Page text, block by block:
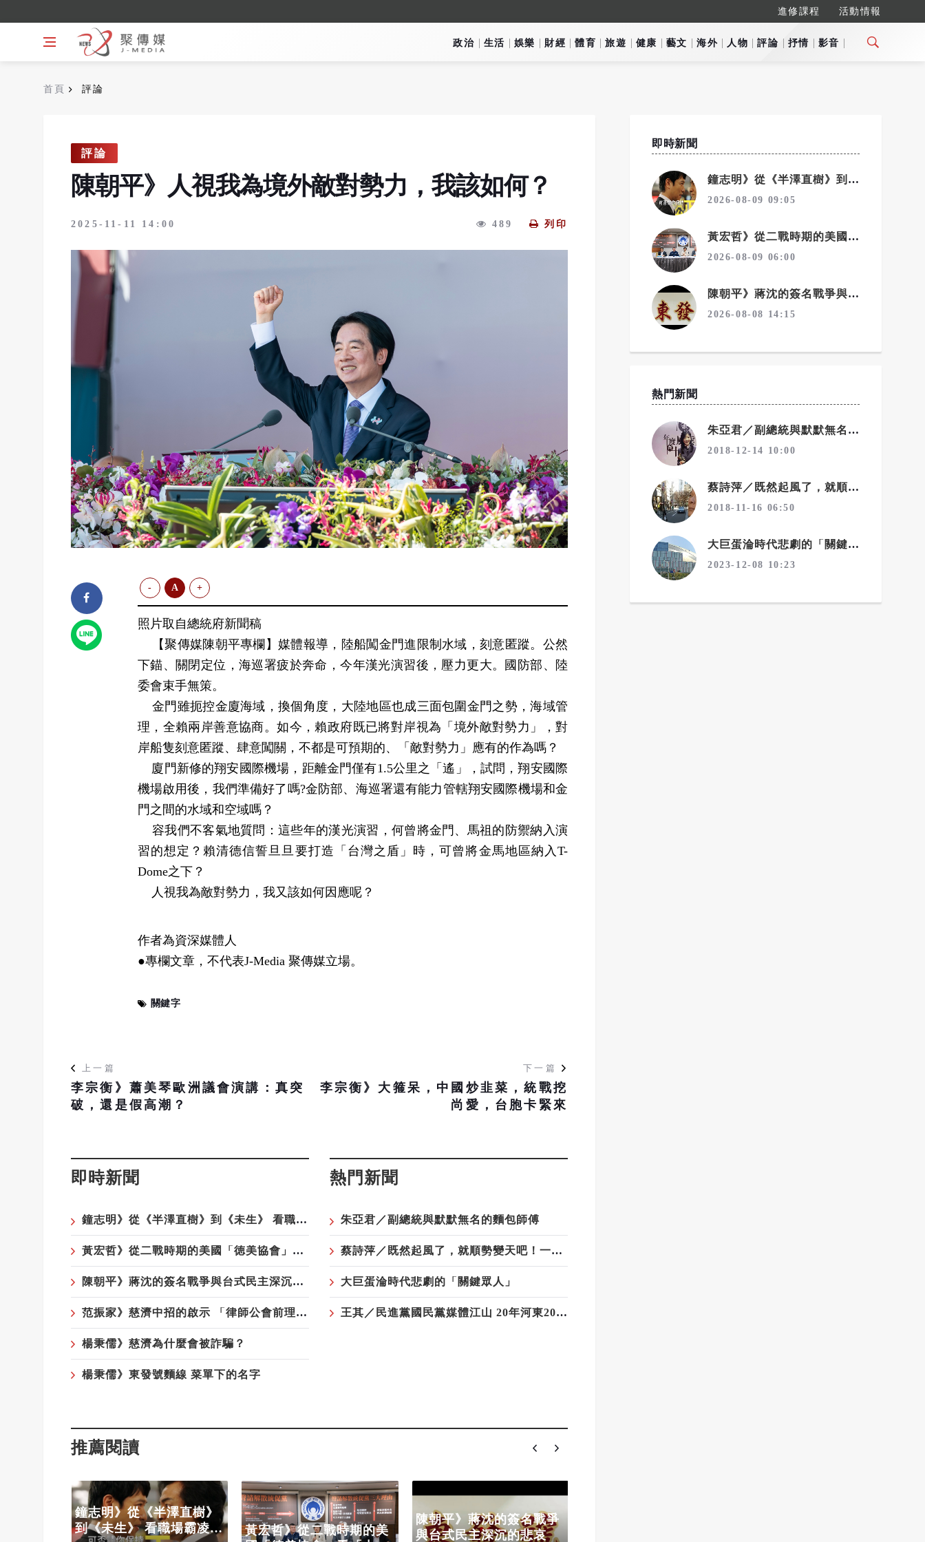
進修課程 活動情報
政治 生活 娛樂 財經 體育 旅遊 健康 藝文 海外 人物 評論 抒情 影音
首頁 評論
評論
陳朝平》人視我為境外敵對勢力，我該如何？
2025-11-11 14:00 489 列印
- A +
照片取自總統府新聞稿
【聚傳媒陳朝平專欄】媒體報導，陸船闖金門進限制水域，刻意匿蹤。公然
下錨、關閉定位，海巡署疲於奔命，今年漢光演習後，壓力更大。國防部、陸
委會束手無策。
金門雖扼控金廈海域，換個角度，大陸地區也成三面包圍金門之勢，海域管
理，全賴兩岸善意協商。如今，賴政府既已將對岸視為「境外敵對勢力」，對
岸船隻刻意匿蹤、肆意闖關，不都是可預期的、「敵對勢力」應有的作為嗎？
廈門新修的翔安國際機場，距離金門僅有1.5公里之「遙」，試問，翔安國際
機場啟用後，我們準備好了嗎?金防部、海巡署還有能力管轄翔安國際機場和金
門之間的水域和空域嗎？
容我們不客氣地質問：這些年的漢光演習，何曾將金門、馬祖的防禦納入演
習的想定？賴清德信誓旦旦要打造「台灣之盾」時，可曾將金馬地區納入T-
Dome之下？
人視我為敵對勢力，我又該如何因應呢？
作者為資深媒體人
●專欄文章，不代表J-Media 聚傳媒立場。
關鍵字
上一篇
李宗衡》蕭美琴歐洲議會演講：真突
破，還是假高潮？
下一篇
李宗衡》大箍呆，中國炒韭菜，統戰挖
尚愛，台胞卡緊來
即時新聞
鐘志明》從《半澤直樹》到《未生》 看職場霸凌為何始終無解
黃宏哲》從二戰時期的美國「徳美協會」看「中華統一促進黨」
陳朝平》蔣沈的簽名戰爭與台式民主深沉的悲哀
范振家》慈濟中招的啟示 「律師公會前理事長」這種專業人士騙局更厲害
楊秉儒》慈濟為什麼會被詐騙？
楊秉儒》東發號麵線 菜單下的名字
熱門新聞
朱亞君／副總統與默默無名的麵包師傅
蔡詩萍／既然起風了，就順勢變天吧！一個勉強算文化人的感觸
大巨蛋淪時代悲劇的「關鍵眾人」
王其／民進黨國民黨媒體江山 20年河東20年河西——藍軍與媒體最遠的距離
推薦閱讀
鐘志明》從《半澤直樹》
到《未生》 看職場霸凌為
黃宏哲》從二戰時期的美
陳朝平》蔣沈的簽名戰爭
與台式民主深沉的悲哀
即時新聞
鐘志明》從《半澤直樹》到《未生》 看職場霸凌為何始終無解
2026-08-09 09:05
黃宏哲》從二戰時期的美國「徳美協會」看「中華統一促進黨」
2026-08-09 06:00
陳朝平》蔣沈的簽名戰爭與台式民主深沉的悲哀
2026-08-08 14:15
熱門新聞
朱亞君／副總統與默默無名的麵包師傅
2018-12-14 10:00
蔡詩萍／既然起風了，就順勢變天吧！一個勉強算文化人的感觸
2018-11-16 06:50
大巨蛋淪時代悲劇的「關鍵眾人」
2023-12-08 10:23